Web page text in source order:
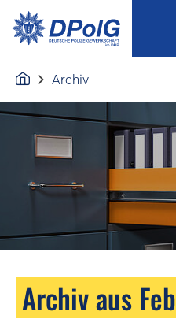
Archiv
Archiv aus